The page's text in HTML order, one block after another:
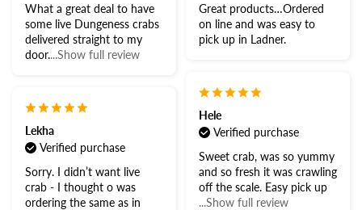
What a great deal to have
some live Dungeness crabs
delivered straight to my
door....Show full review
Great products…Ordered
on line and was easy to
pick up in Ladner.
Hele
Verified purchase
Sweet crab, was so yummy
and so fresh it was crawling
off the scale. Easy pick up
...Show full review
Lekha
Verified purchase
Sorry. I didn’t want live
crab - I thought o was
ordering the same as in